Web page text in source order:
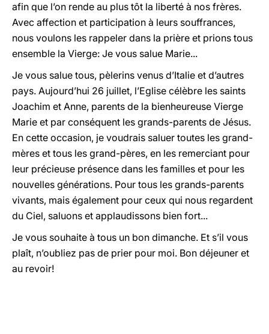
afin que l’on rende au plus tôt la liberté à nos frères.
Avec affection et participation à leurs souffrances,
nous voulons les rappeler dans la prière et prions tous
ensemble la Vierge: Je vous salue Marie...
Je vous salue tous, pèlerins venus d’Italie et d’autres
pays. Aujourd’hui 26 juillet, l’Eglise célèbre les saints
Joachim et Anne, parents de la bienheureuse Vierge
Marie et par conséquent les grands-parents de Jésus.
En cette occasion, je voudrais saluer toutes les grand-
mères et tous les grand-pères, en les remerciant pour
leur précieuse présence dans les familles et pour les
nouvelles générations. Pour tous les grands-parents
vivants, mais également pour ceux qui nous regardent
du Ciel, saluons et applaudissons bien fort...
Je vous souhaite à tous un bon dimanche. Et s’il vous
plaît, n’oubliez pas de prier pour moi. Bon déjeuner et
au revoir!